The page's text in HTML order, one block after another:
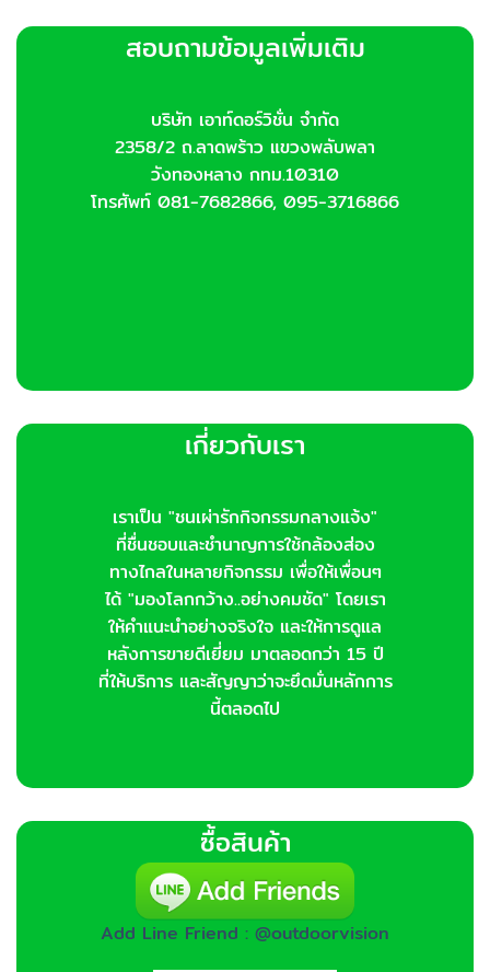
สอบถามข้อมูลเพิ่มเติม
บริษัท เอาท์ดอร์วิชั่น จำกัด
2358/2 ถ.ลาดพร้าว แขวงพลับพลา
วังทองหลาง กทม.10310
โทรศัพท์ 081-7682866, 095-3716866
เกี่ยวกับเรา
เราเป็น "ชนเผ่ารักกิจกรรมกลางแจ้ง"
ที่ชื่นชอบและชำนาญการใช้กล้องส่อง
ทางไกลในหลายกิจกรรม เพื่อให้เพื่อนๆ
ได้ "มองโลกกว้าง..อย่างคมชัด" โดยเรา
ให้คำแนะนำอย่างจริงใจ และให้การดูแล
หลังการขายดีเยี่ยม มาตลอดกว่า 15 ปี
ที่ให้บริการ และสัญญาว่าจะยึดมั่นหลักการ
นี้ตลอดไป
ซื้อสินค้า
Add Line Friend : @outdoorvision